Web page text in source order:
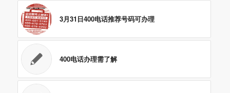
3月31日400电话推荐号码可办理
400电话办理需了解